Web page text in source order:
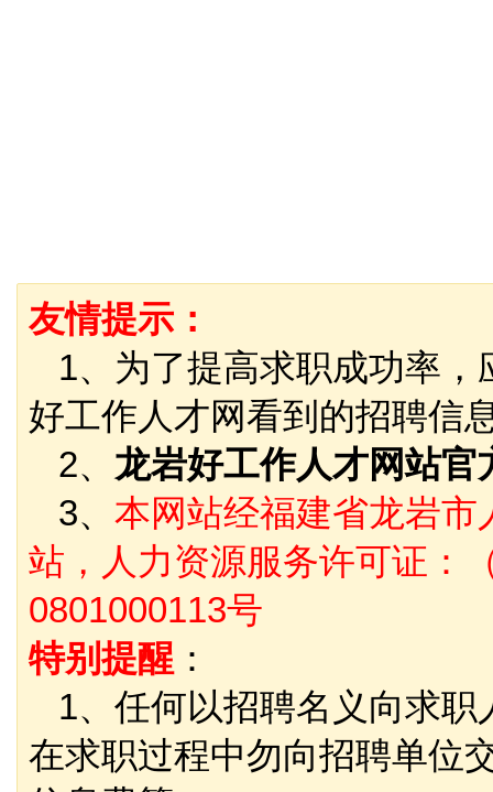
友情提示：
1、为了提高求职成功率，
好工作人才网看到的招聘信
2、 龙岩好工作人才网站
3、 本网站经福建省龙岩
站，人力资源服务许可证：
0801000113号
特别提醒 ：
1、任何以招聘名义向求职
在求职过程中勿向招聘单位